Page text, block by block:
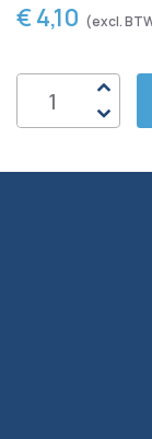
€ 4,10